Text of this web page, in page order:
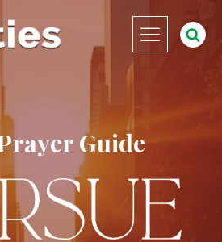
Guide